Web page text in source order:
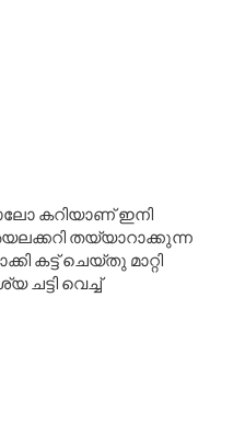
കറിയാണ് ഇനി
തയ്യാറാക്കുന്ന
കട്ട് ചെയ്തു മാറ്റി
വെച്ച്